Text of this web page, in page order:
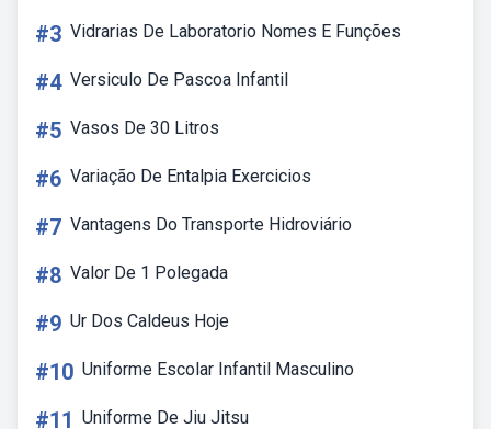
#3 Vidrarias De Laboratorio Nomes E Funções
#4 Versiculo De Pascoa Infantil
#5 Vasos De 30 Litros
#6 Variação De Entalpia Exercicios
#7 Vantagens Do Transporte Hidroviário
#8 Valor De 1 Polegada
#9 Ur Dos Caldeus Hoje
#10 Uniforme Escolar Infantil Masculino
#11 Uniforme De Jiu Jitsu